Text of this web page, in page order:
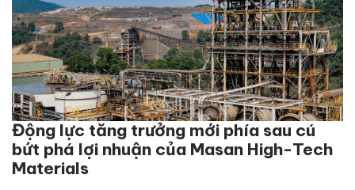
Động lực tăng trưởng mới phía sau cú
bứt phá lợi nhuận của Masan High-Tech
Materials